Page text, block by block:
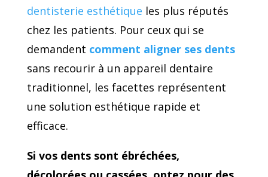
dentisterie esthétique les plus réputés
chez les patients. Pour ceux qui se
demandent comment aligner ses dents
sans recourir à un appareil dentaire
traditionnel, les facettes représentent
une solution esthétique rapide et
efficace.
Si vos dents sont ébréchées,